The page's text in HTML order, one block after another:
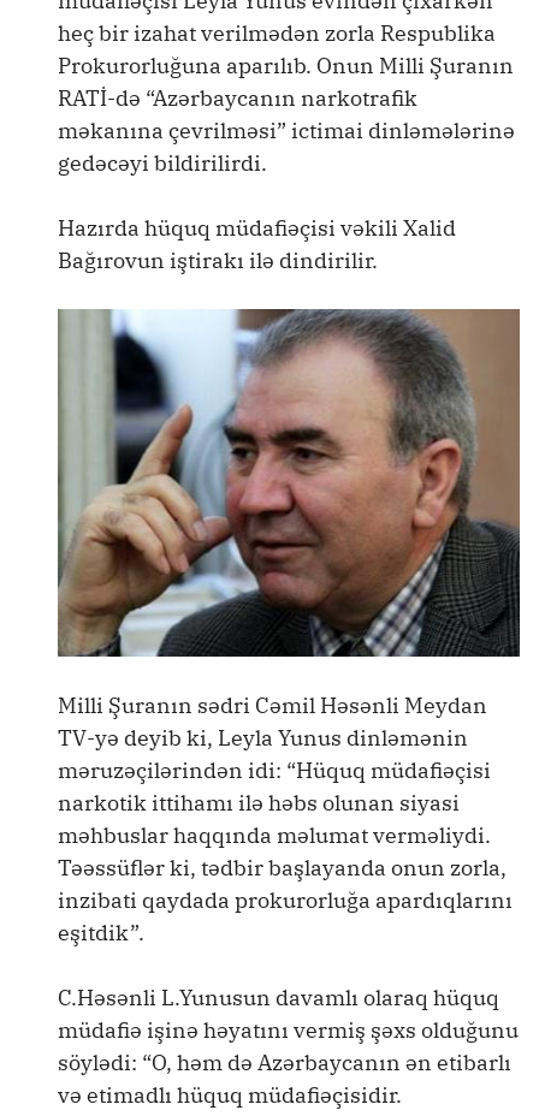
heç bir izahat verilmədən zorla Respublika
Prokurorluğuna aparılıb. Onun Milli Şuranın
RATİ-də “Azərbaycanın narkotrafik
məkanına çevrilməsi” ictimai dinləmələrinə
gedəcəyi bildirilirdi.
Hazırda hüquq müdafiəçisi vəkili Xalid
Bağırovun iştirakı ilə dindirilir.
Milli Şuranın sədri Cəmil Həsənli Meydan
TV-yə deyib ki, Leyla Yunus dinləmənin
məruzəçilərindən idi: “Hüquq müdafiəçisi
narkotik ittihamı ilə həbs olunan siyasi
məhbuslar haqqında məlumat verməliydi.
Təəssüflər ki, tədbir başlayanda onun zorla,
inzibati qaydada prokurorluğa apardıqlarını
eşitdik”.
C.Həsənli L.Yunusun davamlı olaraq hüquq
müdafiə işinə həyatını vermiş şəxs olduğunu
söylədi: “O, həm də Azərbaycanın ən etibarlı
və etimadlı hüquq müdafiəçisidir.